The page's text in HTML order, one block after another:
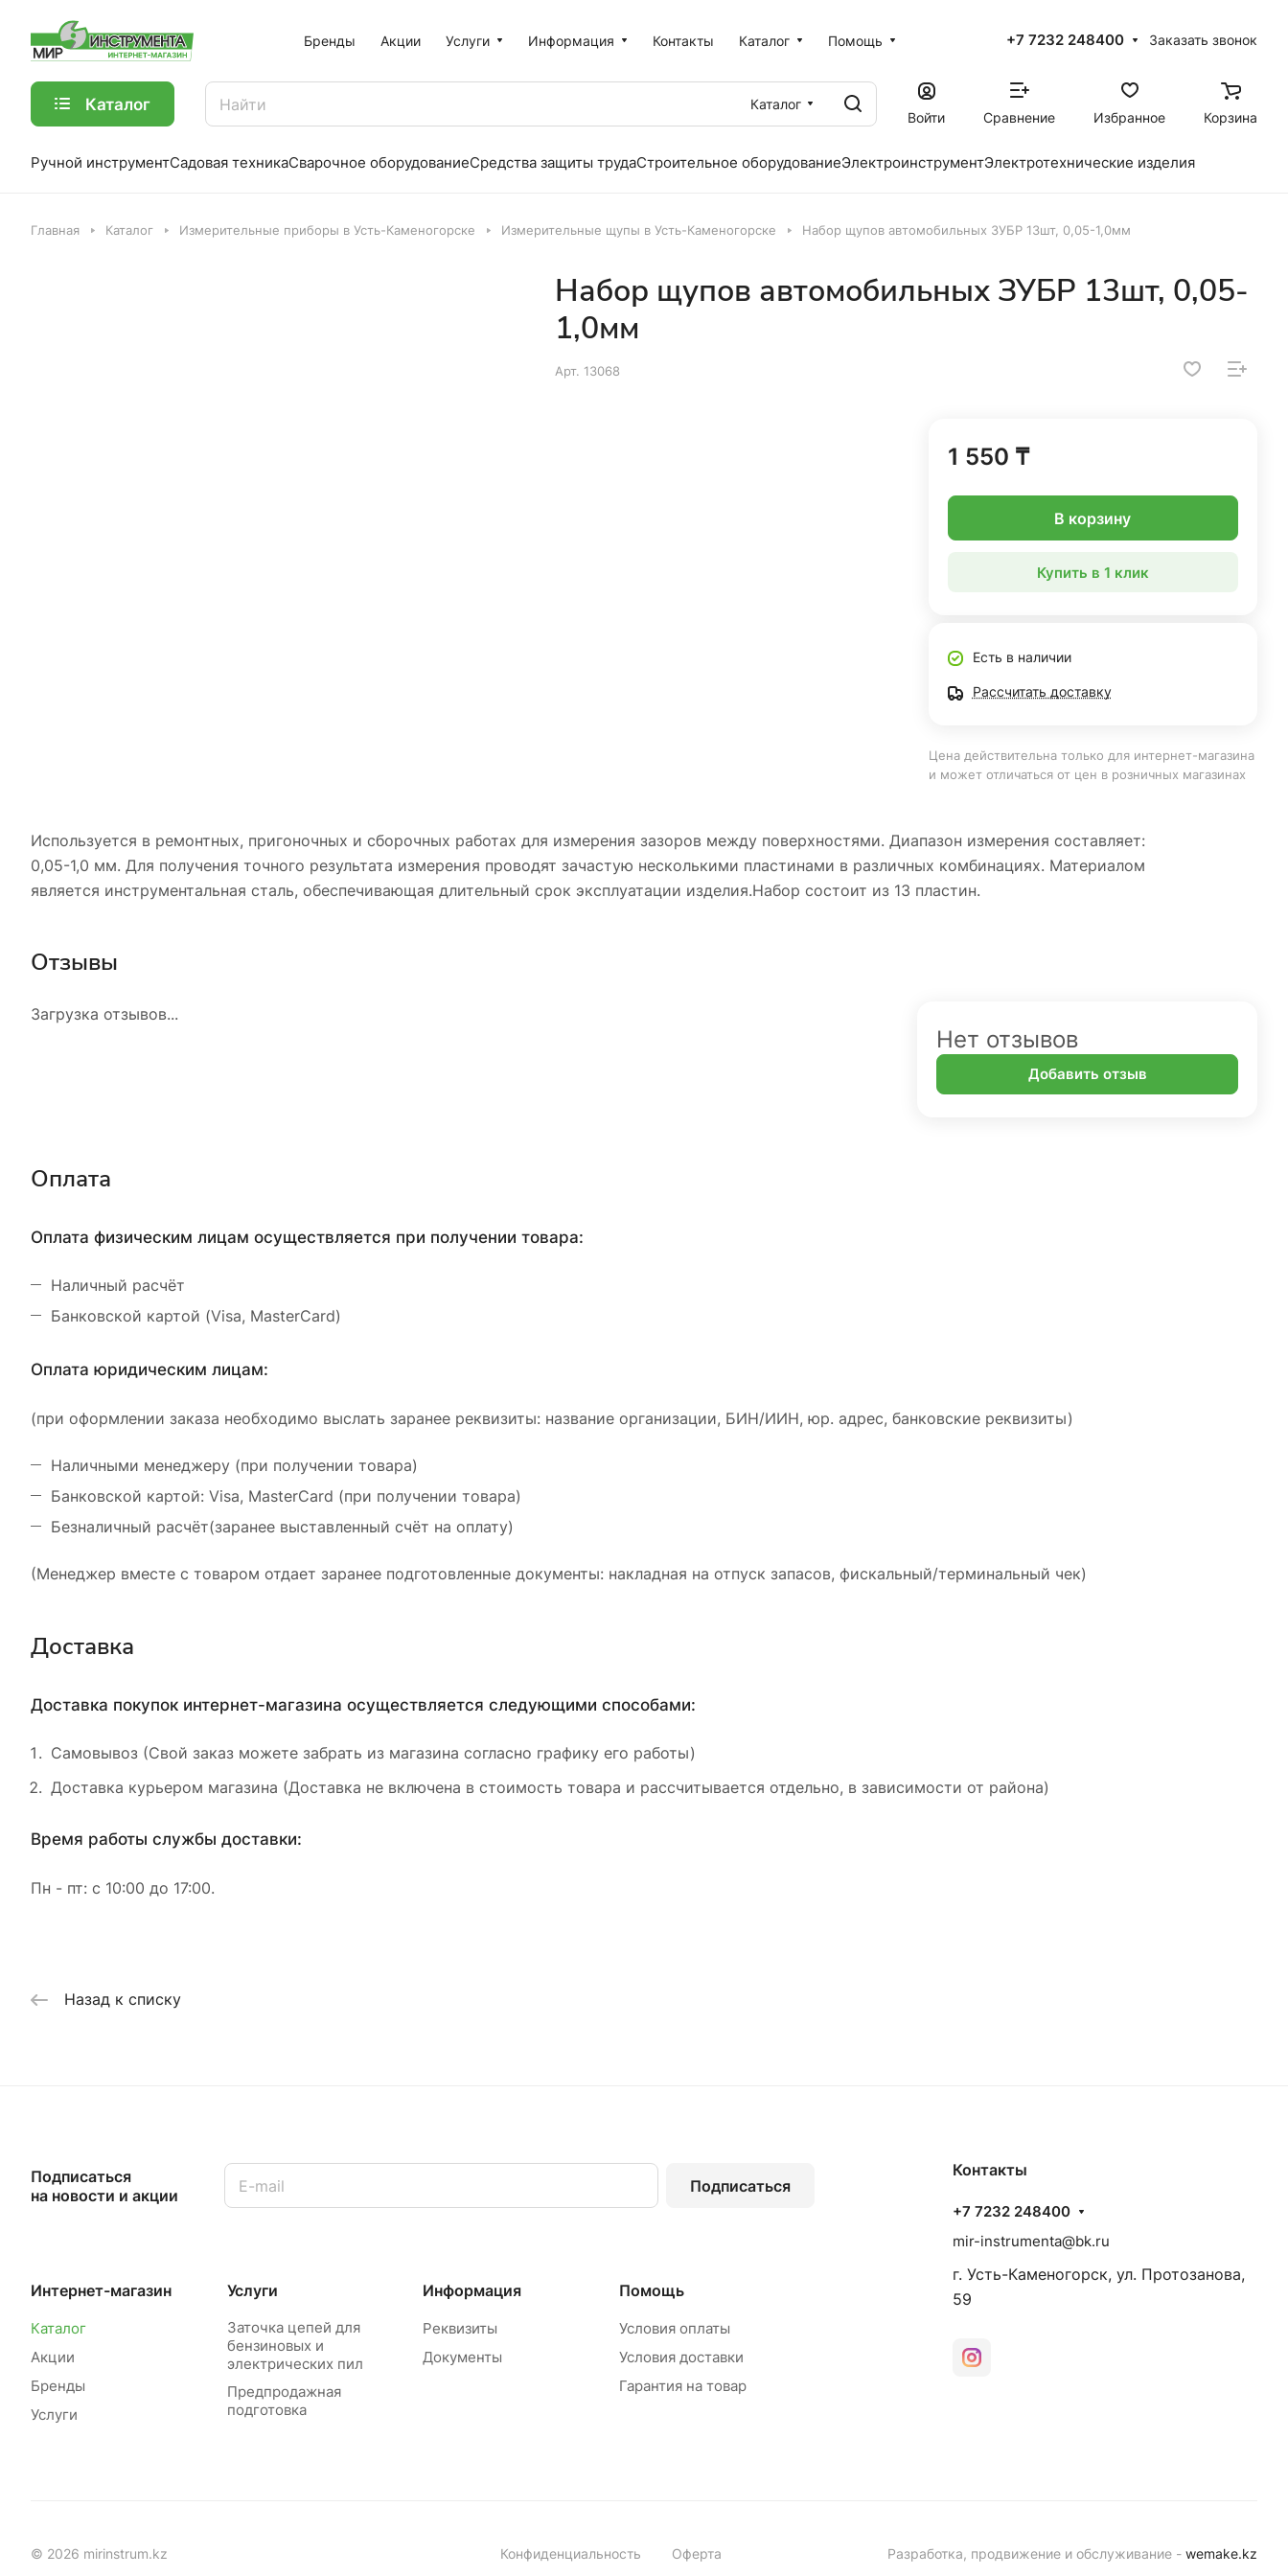
Бренды Акции Услуги Информация Контакты Каталог Помощь +7 7232 248400 Заказать звонок
Каталог
Каталог
Войти
Сравнение Избранное Корзина
Ручной инструментСадовая техникаСварочное оборудованиеСредства защиты трудаСтроительное оборудованиеЭлектроинструментЭлектротехнические изделия
Главная Каталог Измерительные приборы в Усть-Каменогорске Измерительные щупы в Усть-Каменогорске Набор щупов автомобильных ЗУБР 13шт, 0,05-1,0мм
Набор щупов автомобильных ЗУБР 13шт, 0,05-
1,0мм
Арт. 13068
1 550 ₸
В корзину
Купить в 1 клик
Есть в наличии
Рассчитать доставку
Цена действительна только для интернет-магазина
и может отличаться от цен в розничных магазинах
Используется в ремонтных, пригоночных и сборочных работах для измерения зазоров между поверхностями. Диапазон измерения составляет:
0,05-1,0 мм. Для получения точного результата измерения проводят зачастую несколькими пластинами в различных комбинациях. Материалом
является инструментальная сталь, обеспечивающая длительный срок эксплуатации изделия.Набор состоит из 13 пластин.
Отзывы
Загрузка отзывов...
Нет отзывов
Добавить отзыв
Оплата
Оплата физическим лицам осуществляется при получении товара:
Наличный расчёт
Банковской картой (Visa, MasterCard)
Оплата юридическим лицам:
(при оформлении заказа необходимо выслать заранее реквизиты: название организации, БИН/ИИН, юр. адрес, банковские реквизиты)
Наличными менеджеру (при получении товара)
Банковской картой: Visa, MasterCard (при получении товара)
Безналичный расчёт(заранее выставленный счёт на оплату)
(Менеджер вместе с товаром отдает заранее подготовленные документы: накладная на отпуск запасов, фискальный/терминальный чек)
Доставка
Доставка покупок интернет-магазина осуществляется следующими способами:
Самовывоз (Свой заказ можете забрать из магазина согласно графику его работы)
Доставка курьером магазина (Доставка не включена в стоимость товара и рассчитывается отдельно, в зависимости от района)
Время работы службы доставки:
Пн - пт: с 10:00 до 17:00.
Назад к списку
Подписаться
на новости и акции
Подписаться
Интернет-магазин
Каталог
Акции
Бренды
Услуги
Услуги
Заточка цепей для
бензиновых и
электрических пил
Предпродажная
подготовка
Информация
Реквизиты
Документы
Помощь
Условия оплаты
Условия доставки
Гарантия на товар
Контакты
+7 7232 248400
mir-instrumenta@bk.ru
г. Усть-Каменогорск, ул. Протозанова,
59
© 2026 mirinstrum.kz Конфиденциальность Оферта Разработка, продвижение и обслуживание - wemake.kz